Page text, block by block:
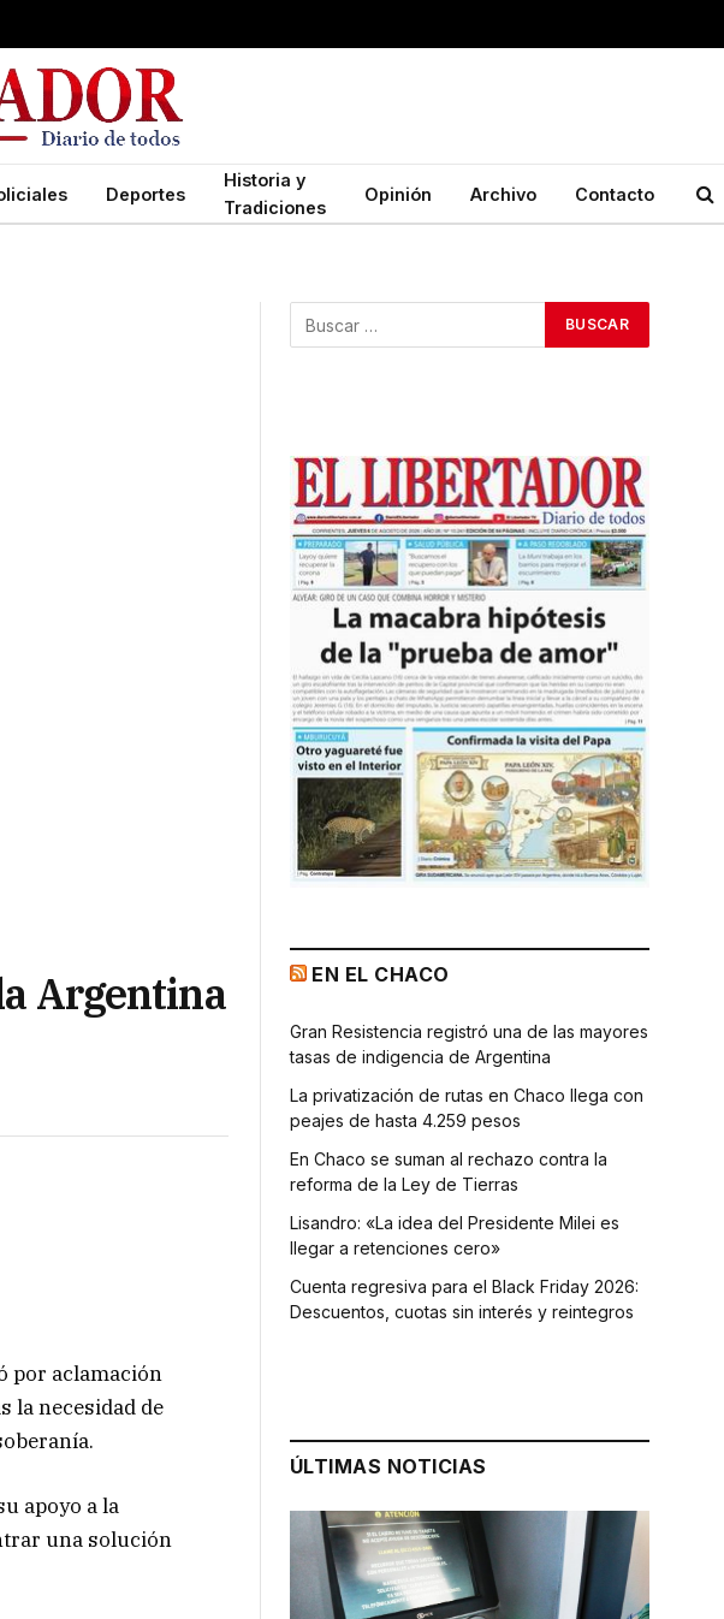
Deportes
Historia y
Tradiciones
Opinión Archivo Contacto
Argentina
por aclamación
la necesidad de
apoyo a la
una solución
EN EL CHACO
Gran Resistencia registró una de las mayores
tasas de indigencia de Argentina
La privatización de rutas en Chaco llega con
peajes de hasta 4.259 pesos
En Chaco se suman al rechazo contra la
reforma de la Ley de Tierras
Lisandro: «La idea del Presidente Milei es
llegar a retenciones cero»
Cuenta regresiva para el Black Friday 2026:
Descuentos, cuotas sin interés y reintegros
ÚLTIMAS NOTICIAS